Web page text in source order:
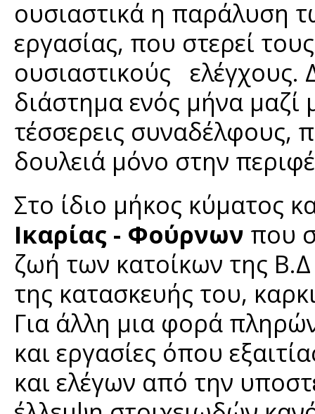
ουσιαστικά η παράλυση
εργασίας, που στερεί
ουσιαστικούς ελέγχους.
διάστημα ενός μήνα
τέσσερεις
δουλειά μόνο στην
Στο ίδιο μήκος κύματος
Ικαρίας - Φούρνων που
ζωή των κατοίκων της
της κατασκευής του,
Για άλλη μια φορά
και εργασίες όπου
και ελέγων από την